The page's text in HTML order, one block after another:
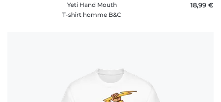
Yeti Hand Mouth
T-shirt homme B&C
18,99 €